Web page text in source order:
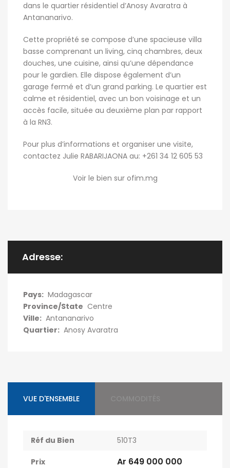
dans le quartier résidentiel d’Anosy Avaratra à
Antananarivo.
Cette propriété se compose d’une spacieuse villa
basse comprenant un living, cinq chambres, deux
douches, une cuisine, ainsi qu’une dépendance
pour le gardien. Elle dispose également d’un
garage fermé et d’un grand parking. Le quartier est
calme et résidentiel, avec un bon voisinage et un
accès facile, située au deuxième plan par rapport
à la RN3.
Pour plus d’informations et organiser une visite,
contactez Julie RABARIJAONA au: +261 34 12 605 53
Voir le bien sur ofim.mg
Adresse:
Pays: Madagascar
Province/State Centre
Ville: Antananarivo
Quartier: Anosy Avaratra
VUE D'ENSEMBLE
Réf du Bien 510T3
Prix Ar 649 000 000